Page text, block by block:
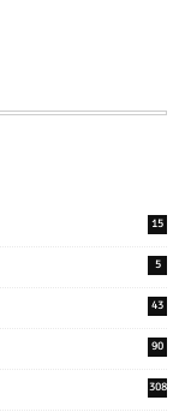
15
5
43
90
308